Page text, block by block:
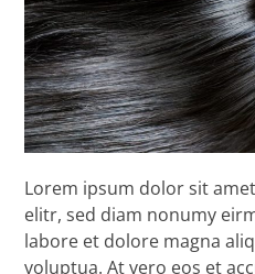
Lorem ipsum dolor sit
elitr, sed diam nonumy
labore et dolore magna
voluptua. At vero eos et